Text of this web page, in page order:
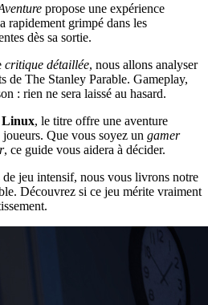
propose une expérience
rapidement grimpé dans les
dès sa sortie.
critique détaillée, nous allons analyser
de The Stanley Parable. Gameplay,
: rien ne sera laissé au hasard.
Linux, le titre offre une aventure
Que vous soyez un gamer
, ce guide vous aidera à décider.
de jeu intensif, nous vous livrons notre
Découvrez si ce jeu mérite vraiment